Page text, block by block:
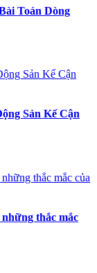
Toán Dòng
Sản Kế Cận
thắc mắc